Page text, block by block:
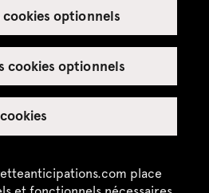
place
optionnels
cookies optionnels